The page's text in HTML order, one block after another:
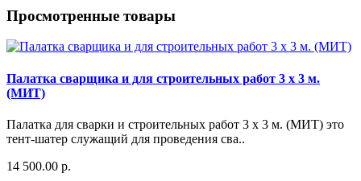
Просмотренные товары
Палатка сварщика и для строительных работ 3 х 3 м.
(МИТ)
Палатка для сварки и строительных работ 3 х 3 м. (МИТ) это
тент-шатер служащий для проведения сва..
14 500.00 р.